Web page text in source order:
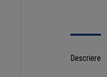
Descriere